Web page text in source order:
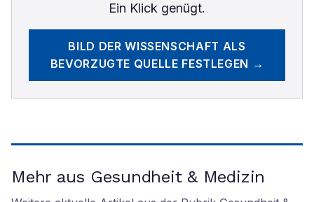
Ein Klick genügt.
BILD DER WISSENSCHAFT ALS
BEVORZUGTE QUELLE FESTLEGEN →
Mehr aus Gesundheit & Medizin